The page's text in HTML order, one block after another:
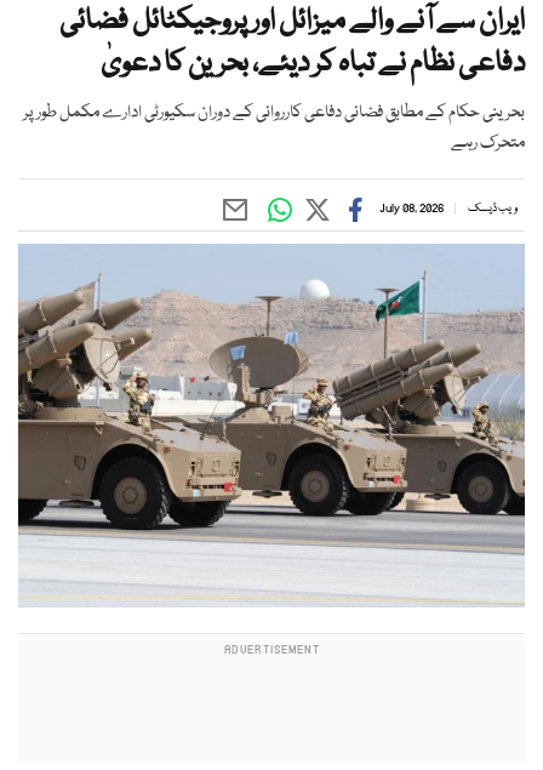
ایران سے آنے والے میزائل اور پروجیکٹائل فضائی
دفاعی نظام نے تباہ کر دیئے، بحرین کا دعویٰ
بحرینی حکام کے مطابق فضائی دفاعی کارروائی کے دوران سکیورٹی ادارے مکمل طور پر
متحرک رہے
ویب ڈیسک July 08, 2026